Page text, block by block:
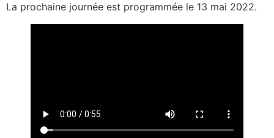
La prochaine journée est programmée le 13 mai 2022.